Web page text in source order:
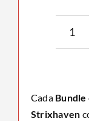
Cada Bundle
Strixhaven